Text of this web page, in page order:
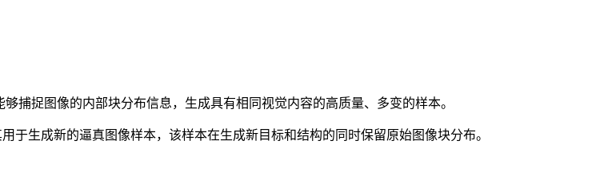
捕捉图像的内部块分布信息，生成具有相同视觉内容的高质量、多变的样本。
生成新的逼真图像样本，该样本在生成新目标和结构的同时保留原始图像块分布。